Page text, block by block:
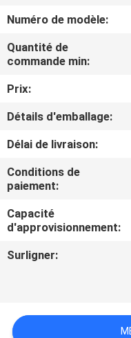
VISITE
CONTRÔLE
DE
QUALITÉ
CONTACTEZ-
NOUS
CAS
Numéro de modèle:
Quantité de
commande min:
Prix:
Détails d'emballage:
Délai de livraison:
Conditions de
paiement:
Capacité
d'approvisionnement:
Surligner: